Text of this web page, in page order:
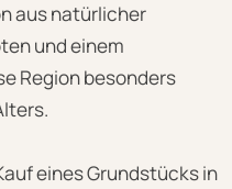
aus natürlicher
und einem
Region besonders
eines Grundstücks in